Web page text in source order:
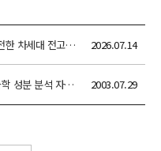
화학공학 인사이드:(21) 안전한 차세대 전고체전지 개발 2026.07.14
다변량 분석 방법을 통한 화학 성분 분석 자료 link 2003.07.29